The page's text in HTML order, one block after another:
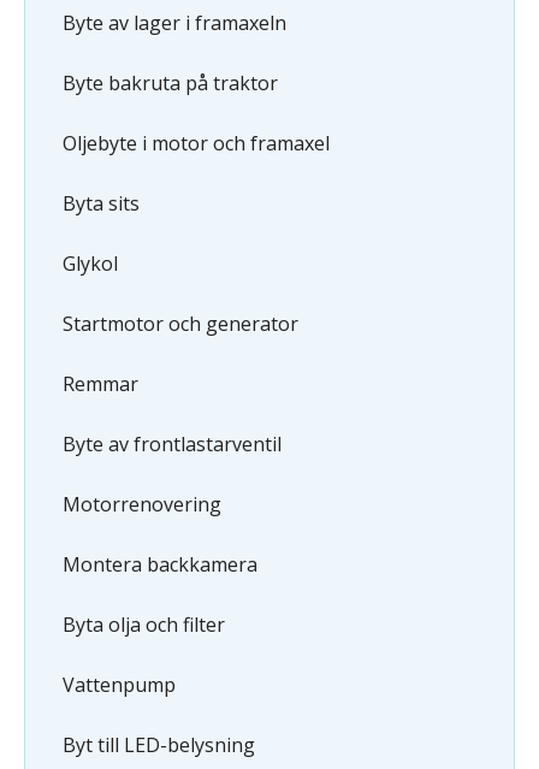
Byte av lager i framaxeln
Byte bakruta på traktor
Oljebyte i motor och framaxel
Byta sits
Glykol
Startmotor och generator
Remmar
Byte av frontlastarventil
Motorrenovering
Montera backkamera
Byta olja och filter
Vattenpump
Byt till LED-belysning